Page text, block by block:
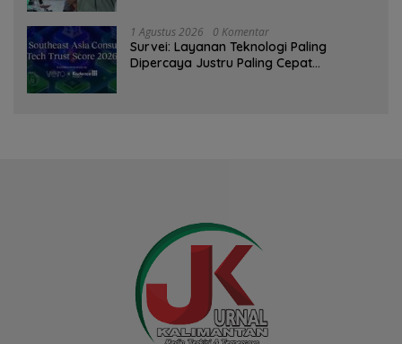
1 Agustus 2026 0 Komentar
Survei: Layanan Teknologi Paling
Dipercaya Justru Paling Cepat